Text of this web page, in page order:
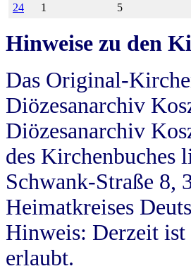
24
1 5
Hinweise zu den
Das Original-
Diözesanarchiv
Diözesanarchiv
des Kirchenbuches
Schwank-Straße 8,
Heimatkreises
Hinweis: Derzeit ist
erlaubt.